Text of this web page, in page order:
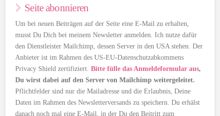
Seite abonnieren
Um bei neuen Beiträgen auf der Seite eine E-Mail zu erhalten,
musst Du Dich bei meinem Newsletter anmelden. Ich nutze dafür
den Dienstleister Mailchimp, dessen Server in den USA stehen. Der
Anbieter ist im Rahmen des US-EU-Datenschutzabkommens
Privacy Shield zertifiziert.Bitte fülle das Anmeldeformular aus,
Du wirst dabei auf den Server von Mailchimp weitergeleitet.
Pflichtfelder sind nur die Mailadresse und die Erlaubnis, Deine
Daten im Rahmen des Newsletterversands zu speichern. Du erhälst
danach noch mal eine E-Mail, in der Du den Beitritt zum